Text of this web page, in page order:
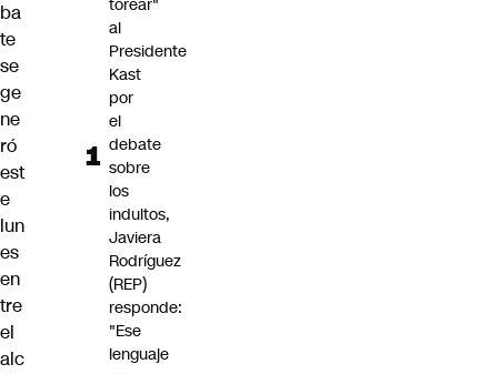
ba
te
se
ge
ne
ró
est
e
lun
es
en
tre
el
alc
torear"
al
Presidente
Kast
por
el
debate
sobre
los
indultos,
Javiera
Rodríguez
(REP)
responde:
"Ese
lenguaje